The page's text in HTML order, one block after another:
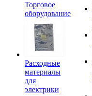
Торговое
оборудование
Расходные
материалы
для
электрики